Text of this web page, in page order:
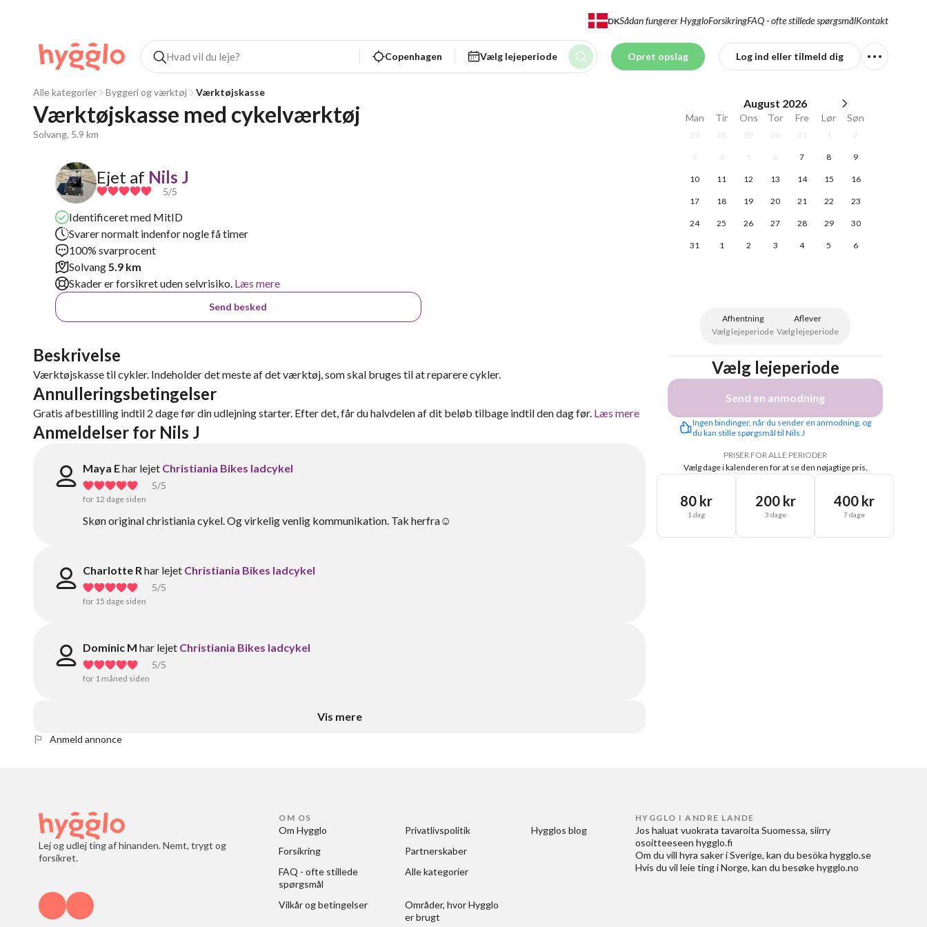
DKSådan fungerer HyggloForsikringFAQ - ofte stillede spørgsmålKontakt
Copenhagen Vælg lejeperiode Opret opslag Log ind eller tilmeld dig
Alle kategorier Byggeri og værktøj Værktøjskasse
Værktøjskasse med cykelværktøj
Solvang, 5.9 km
Ejet af Nils J
5/5
Identificeret med MitID
Svarer normalt indenfor nogle få timer
100% svarprocent
Solvang5.9 km
Skader er forsikret uden selvrisiko. Læs mere
Send besked
Beskrivelse
Værktøjskasse til cykler. Indeholder det meste af det værktøj, som skal bruges til at reparere cykler.
Annulleringsbetingelser
Gratis afbestilling indtil 2 dage før din udlejning starter. Efter det, får du halvdelen af dit beløb tilbage indtil den dag før. Læs mere
Anmeldelser for Nils J
Maya Ehar lejet Christiania Bikes ladcykel
5/5
for 12 dage siden
Skøn original christiania cykel. Og virkelig venlig kommunikation. Tak herfra☺️
Charlotte Rhar lejet Christiania Bikes ladcykel
5/5
for 15 dage siden
Dominic M har lejet Christiania Bikes ladcykel
5/5
for 1 måned siden
Vis mere
August 2026
Man Tir Ons Tor Fre Lør Søn
27 28 29 30 31 1 2
3 4 5 6 7 8 9
10 11 12 13 14 15 16
17 18 19 20 21 22 23
24 25 26 27 28 29 30
31 1 2 3 4 5 6
Afhentning
Vælg lejeperiode
Aflever
Vælg lejeperiode
Vælg lejeperiode
Send en anmodning
Ingen bindinger, når du sender en anmodning, og
du kan stille spørgsmål til Nils J
PRISER FOR ALLE PERIODER
Vælg dage i kalenderen for at se den nøjagtige pris.
80 kr
1 dag
200 kr
3 dage
400 kr
7 dage
Anmeld annonce
Lej og udlej ting af hinanden. Nemt, trygt og
forsikret.
OM OS
Om Hygglo
Forsikring
FAQ - ofte stillede
spørgsmål
Vilkår og betingelser
Privatlivspolitik
Partnerskaber
Alle kategorier
Områder, hvor Hygglo
er brugt
Hygglos blog
HYGGLO I ANDRE LANDE
Jos haluat vuokrata tavaroita Suomessa, siirry
osoitteeseen hygglo.fi
Om du vill hyra saker i Sverige, kan du besöka hygglo.se
Hvis du vil leie ting i Norge, kan du besøke hygglo.no